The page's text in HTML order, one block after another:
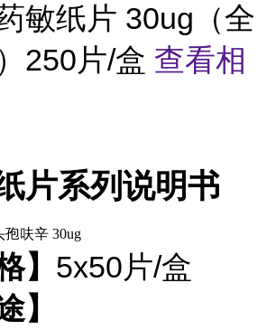
敏纸片 30ug（全
250片/盒 查看相
片系列说明书
孢呋辛 30ug
】 5x50片/盒
】